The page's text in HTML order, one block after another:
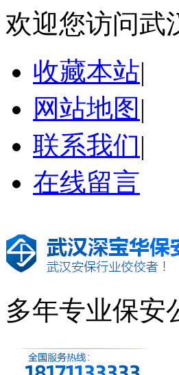
欢迎您访问武
收藏本站|
网站地图 |
联系我们|
在线留言
多年专业保安